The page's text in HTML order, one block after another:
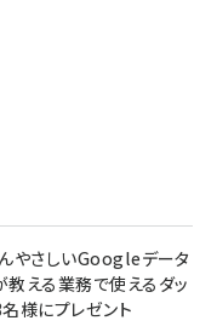
やさしいGoogleデータ
える業務で使えるダッ
様にプレゼント